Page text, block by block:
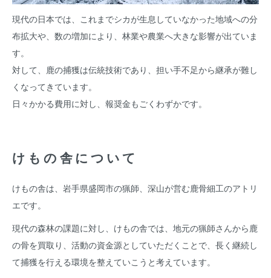
現代の日本では、これまでシカが生息していなかった地域への分
布拡大や、数の増加により、林業や農業へ大きな影響が出ていま
す。
対して、鹿の捕獲は伝統技術であり、担い手不足から継承が難し
くなってきています。
日々かかる費用に対し、報奨金もごくわずかです。
けもの舎について
けもの舎は、岩手県盛岡市の猟師、深山が営む鹿骨細工のアトリ
エです。
現代の森林の課題に対し、けもの舎では、地元の猟師さんから鹿
の骨を買取り、活動の資金源としていただくことで、長く継続し
て捕獲を行える環境を整えていこうと考えています。